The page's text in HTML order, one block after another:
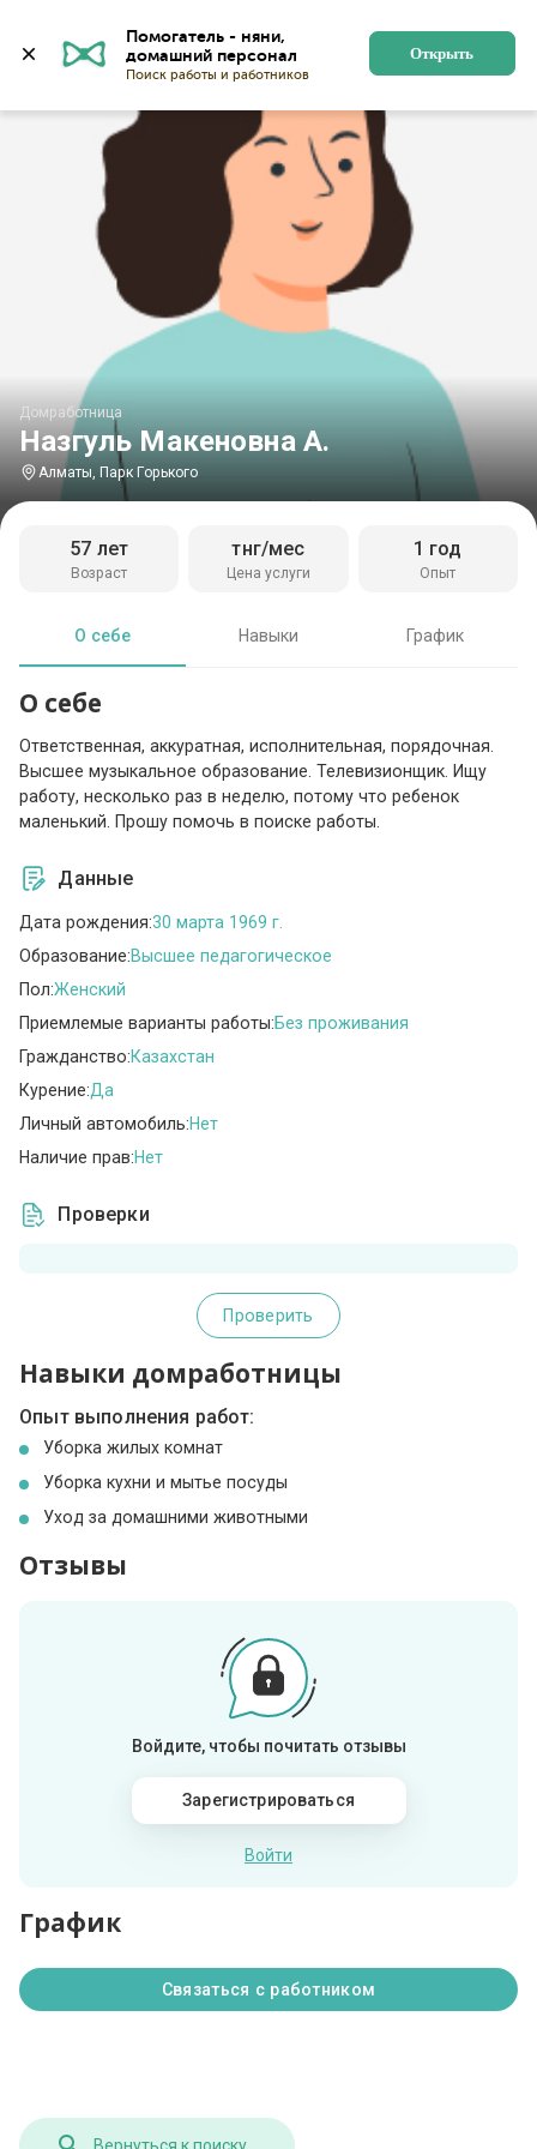
Помогатель - няни,
Поиск работы и работников
Открыть
Назгуль Макеновна А.
Домработница
Алматы, Парк Горького
Возраст
57 лет
Цена услуги
тнг/мес
Опыт
1 год
О себе Навыки График
О себе
Ответственная, аккуратная, исполнительная, порядочная.
Высшее музыкальное образование. Телевизионщик. Ищу
работу, несколько раз в неделю, потому что ребенок
маленький. Прошу помочь в поиске работы.
Данные
Дата рождения:30 марта 1969 г.
Образование:Высшее педагогическое
Пол:Женский
Приемлемые варианты работы:Без проживания
Гражданство:Казахстан
Курение:Да
Личный автомобиль:Нет
Наличие прав:Нет
Проверки
Проверить
Навыки домработницы
Опыт выполнения работ:
Уборка жилых комнат
Уборка кухни и мытье посуды
Уход за домашними животными
Отзывы
Войдите, чтобы почитать отзывы
Зарегистрироваться
Войти
График
Связаться с работником
Вернуться к поиску